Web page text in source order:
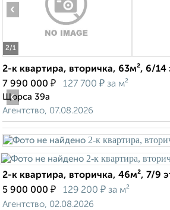
2/1
‹
2-к квартира, вторичка, 63м², 6/14
7 990 000 ₽ 127 700 ₽ за м²
Щорса 39а
Агентство, 07.08.2026
‹
2-к квартира, вторичка, 46м², 7/9
5 900 000 ₽ 129 200 ₽ за м²
Агентство, 02.08.2026